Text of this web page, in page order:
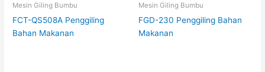
Mesin Giling Bumbu
FCT-QS508A Penggiling
Bahan Makanan
Mesin Giling Bumbu
FGD-230 Penggiling Bahan
Makanan